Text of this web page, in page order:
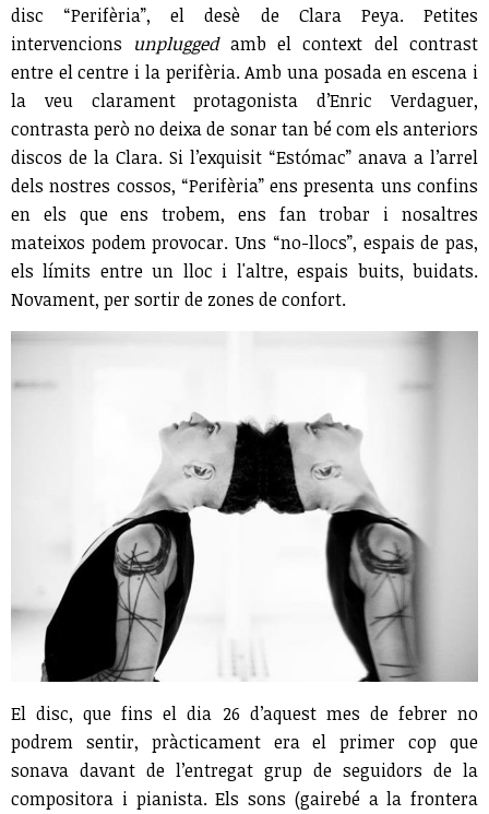
disc “Perifèria”, el desè de Clara Peya. Petites
intervencions unpluggedamb el context del contrast
entre el centre i la perifèria. Amb una posada en escena i
la veu clarament protagonista d’Enric Verdaguer,
contrasta però no deixa de sonar tan bé com els anteriors
discos de la Clara. Si l’exquisit “Estómac” anava a l’arrel
dels nostres cossos, “Perifèria” ens presenta uns confins
en els que ens trobem, ens fan trobar i nosaltres
mateixos podem provocar. Uns “no-llocs”, espais de pas,
els límits entre un lloc i l'altre, espais buits, buidats.
Novament, per sortir de zones de confort.
El disc, que fins el dia 26 d’aquest mes de febrer no
podrem sentir, pràcticament era el primer cop que
sonava davant de l’entregat grup de seguidors de la
compositora i pianista. Els sons (gairebé a la frontera